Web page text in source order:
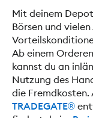
Mit deinem
Börsen und
Ab einem
kannst du an
Nutzung des
die
TRADEGATE®